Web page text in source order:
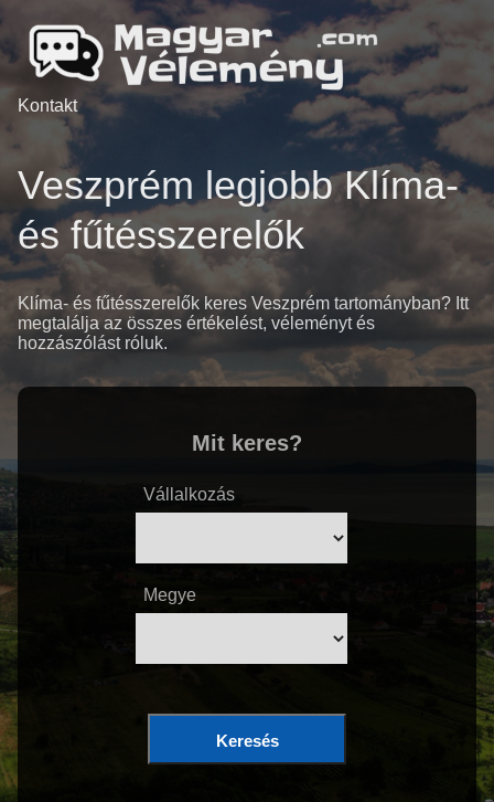
Kontakt
Veszprém legjobb Klíma-
és fűtésszerelők
Klíma- és fűtésszerelők keres Veszprém tartományban? Itt
megtalálja az összes értékelést, véleményt és
hozzászólást róluk.
Mit keres?
Vállalkozás
Megye
Keresés